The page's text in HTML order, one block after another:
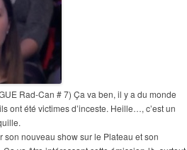
Rad-Can # 7) Ça va ben, il y a du monde
ont été victimes d’inceste. Heille…, c’est un
son nouveau show sur le Plateau et son